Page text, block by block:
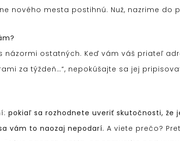
nového mesta postihnú. Nuž, nazrime
názormi ostatných. Keď vám váš priateľ
za týždeň…“, nepokúšajte sa jej
pokiaľ sa rozhodnete uveriť skutočnosti, že
vám to naozaj nepodarí. A viete prečo?